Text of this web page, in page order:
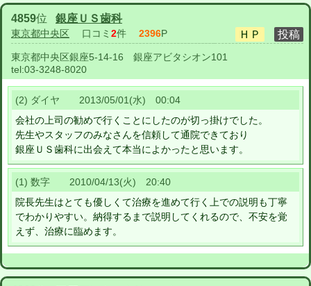
4859位 銀座ＵＳ歯科
東京都中央区 口コミ 2件 2396P
東京都中央区銀座5-14-16 銀座アビタシオン101
tel:03-3248-8020
(2) ダイヤ 2013/05/01(水) 00:04
会社の上司の勧めで行くことにしたのが切っ掛けでした。
先生やスタッフのみなさんを信頼して通院できており
銀座ＵＳ歯科に出会えて本当によかったと思います。
(1) 数字 2010/04/13(火) 20:40
院長先生はとても優しくて治療を進めて行く上での説明も丁寧
でわかりやすい。納得するまで説明してくれるので、不安を覚
えず、治療に臨めます。